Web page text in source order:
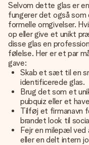
Selvom dette glas er
fungerer det også
formelle omgivelser.
op eller give et unikt
disse glas en
følelse. Her er et par
gave:
Skab et sæt til en
identificerede glas.
Brug det som et
pubquiz eller et
Tilføj et firmanavn
brandet look til
Fejr en milepæl ved
eller en delt intern